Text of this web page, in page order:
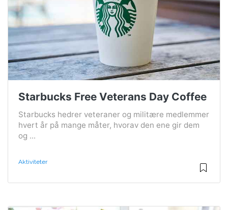
Starbucks Free Veterans Day Coffee
Starbucks hedrer veteraner og militære medlemmer
hvert år på mange måter, hvorav den ene gir dem
og ...
Aktiviteter